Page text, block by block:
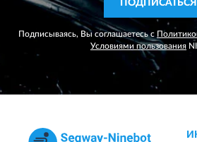
ПОДПИСАТЬСЯ
Подписываясь, Вы соглашаетесь с
Условиями пользования